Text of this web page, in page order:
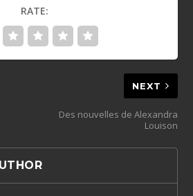
RATE:
NEXT
Des nouvelles de Alexandra
Louison